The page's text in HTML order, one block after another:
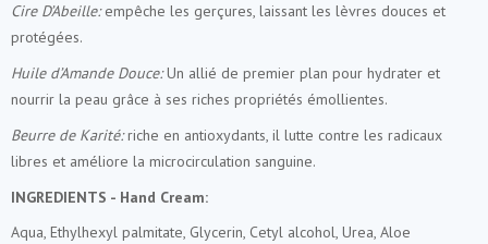
Cire D’Abeille:empêche les gerçures, laissant les lèvres douces et
protégées.
Huile d’Amande Douce:Un allié de premier plan pour hydrater et
nourrir la peau grâce à ses riches propriétés émollientes.
Beurre de Karité:riche en antioxydants, il lutte contre les radicaux
libres et améliore la microcirculation sanguine.
INGREDIENTS - Hand Cream:
Aqua, Ethylhexyl palmitate, Glycerin, Cetyl alcohol, Urea, Aloe